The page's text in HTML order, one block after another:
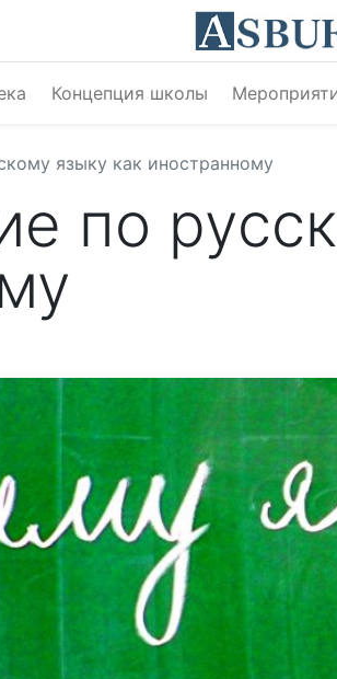
Концепция школы
языку как иностранному
по